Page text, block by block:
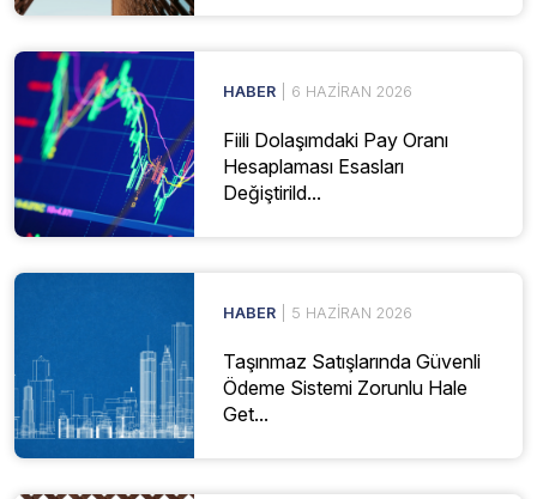
HABER | 6 HAZIRAN 2026
Fiili Dolaşımdaki Pay Oranı
Hesaplaması Esasları
Değiştirild...
HABER | 5 HAZIRAN 2026
Taşınmaz Satışlarında Güvenli
Ödeme Sistemi Zorunlu Hale
Get...